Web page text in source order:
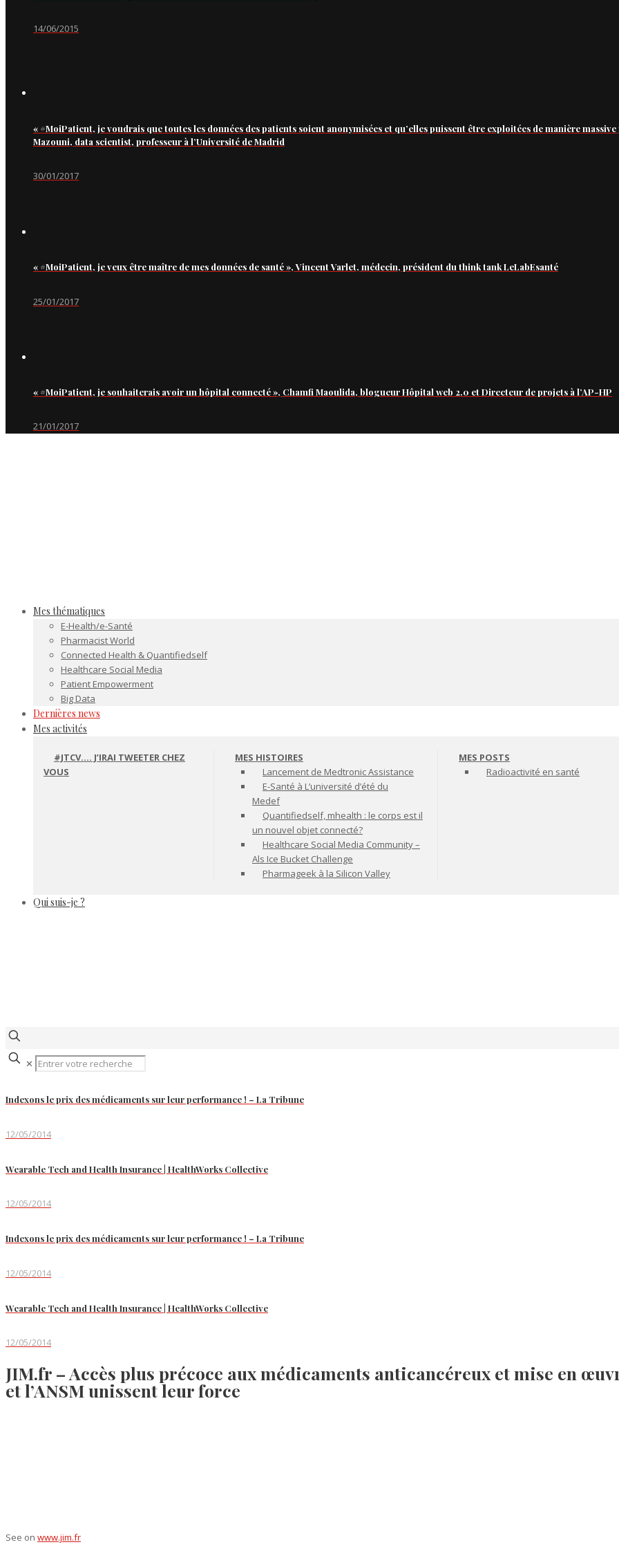
14/06/2015
« #MoiPatient, je voudrais que toutes les données des patients soient anonymisées et qu’elles puissent être exploitées de manière
Mazouni, data scientist, professeur à l’Université de Madrid
30/01/2017
« #MoiPatient, je veux être maître de mes données de santé », Vincent Varlet, médecin, président du think tank LeLabEsanté
25/01/2017
« #MoiPatient, je souhaiterais avoir un hôpital connecté », Chamfi Maoulida, blogueur Hôpital web 2.0 et Directeur de projets à l’AP-HP
21/01/2017
Mes thématiques
E-Health/e-Santé
Pharmacist World
Connected Health & Quantifiedself
Healthcare Social Media
Patient Empowerment
Big Data
Dernières news
Mes activités
#JTCV…. J’IRAI TWEETER CHEZ
VOUS
MES HISTOIRES
Lancement de Medtronic Assistance
E-Santé à L’université d’été du
Medef
Quantifiedself, mhealth : le corps est il
un nouvel objet connecté?
Healthcare Social Media Community –
Als Ice Bucket Challenge
Pharmageek à la Silicon Valley
MES POSTS
Radioactivité en santé
Qui suis-je ?
✕
Indexons le prix des médicaments sur leur performance ! – La Tribune
12/05/2014
Wearable Tech and Health Insurance | HealthWorks Collective
12/05/2014
Indexons le prix des médicaments sur leur performance ! – La Tribune
12/05/2014
Wearable Tech and Health Insurance | HealthWorks Collective
12/05/2014
JIM.fr – Accès plus précoce aux médicaments anticancéreux et mise en
et l’ANSM unissent leur force
See on www.jim.fr